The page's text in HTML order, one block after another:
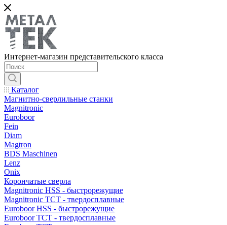
Интернет-магазин представительского класса
Каталог
Магнитно-сверлильные станки
Magnitronic
Euroboor
Fein
Diam
Magtron
BDS Maschinen
Lenz
Onix
Корончатые сверла
Magnitronic HSS - быстрорежущие
Magnitronic TCT - твердосплавные
Euroboor HSS - быстрорежущие
Euroboor TCT - твердосплавные